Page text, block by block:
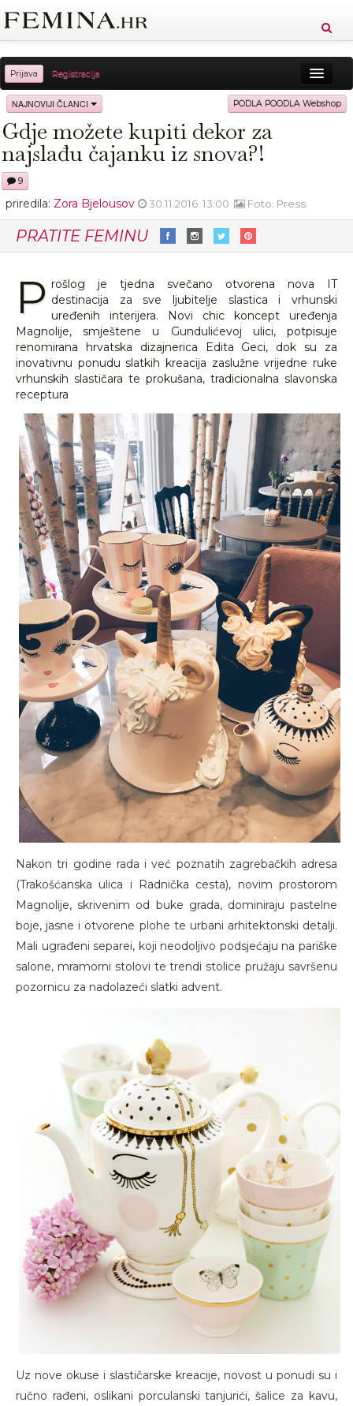
Prijava Registracija
Sreća Zdravlje Vitkost
Moda Ljubav Relax Putovanja
Proizvodi
NAJNOVIJI ČLANCI PODLA POODLA Webshop
Gdje možete kupiti dekor za
najslađu čajanku iz snova?!
9
priredila: Zora Bjelousov 30.11.2016. 13:00 Foto: Press
PRATITE FEMINU
P rošlog je tjedna svečano otvorena nova IT
destinacija za sve ljubitelje slastica i vrhunski
uređenih interijera. Novi chic koncept uređenja
Magnolije, smještene u Gundulićevoj ulici, potpisuje
renomirana hrvatska dizajnerica Edita Geci, dok su za
inovativnu ponudu slatkih kreacija zaslužne vrijedne ruke
vrhunskih slastičara te prokušana, tradicionalna slavonska
receptura
Nakon tri godine rada i već poznatih zagrebačkih adresa
(Trakošćanska ulica i Radnička cesta), novim prostorom
Magnolije, skrivenim od buke grada, dominiraju pastelne
boje, jasne i otvorene plohe te urbani arhitektonski detalji.
Mali ugrađeni separei, koji neodoljivo podsjećaju na pariške
salone, mramorni stolovi te trendi stolice pružaju savršenu
pozornicu za nadolazeći slatki advent.
Uz nove okuse i slastičarske kreacije, novost u ponudi su i
ručno rađeni, oslikani porculanski tanjurići, šalice za kavu,